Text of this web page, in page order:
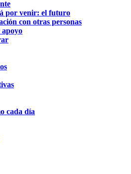
por venir: el futuro
con otras personas
cada día